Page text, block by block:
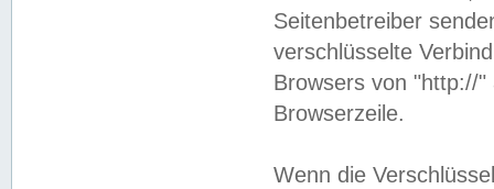
Seitenbetreiber
verschlüsselte
Browsers von "http://
Browserzeile.
Wenn die